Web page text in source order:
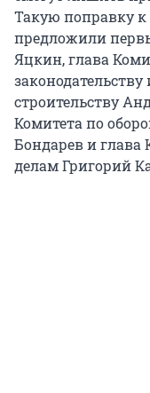
Такую поправку к
предложили
Яцкин, глава
строительству
Комитета по
Бондарев и
делам Григорий